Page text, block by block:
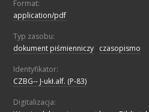
Format:
application/pdf
Typ zasobu:
dokument piśmienniczy czasopismo
Identyfikator:
CZBG-- J-ukł.alf. (P-83)
Digitalizacja: